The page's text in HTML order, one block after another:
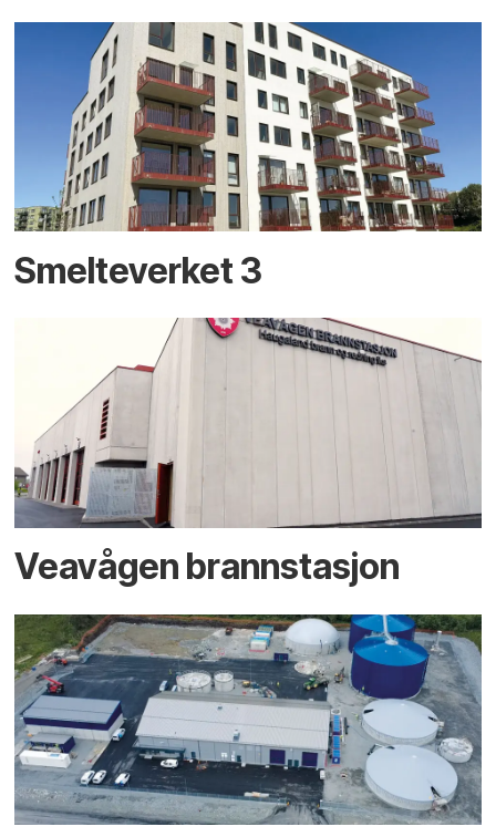
Smelteverket 3
Veavågen brannstasjon